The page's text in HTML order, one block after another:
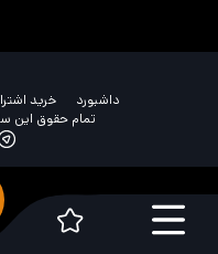
داشبورد خرید
تمام حقوق این